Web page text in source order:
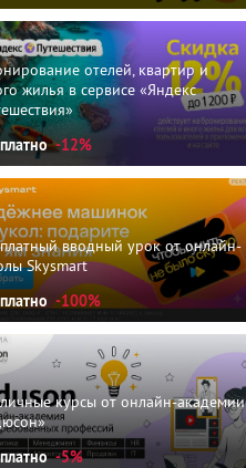
отелей, квартир и
жилья в сервисе «Яндекс
-12%
вводный урок от онлайн-
Skysmart
-100%
курсы от онлайн-академии
-5%